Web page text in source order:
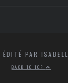
PAR
BACK TO TOP